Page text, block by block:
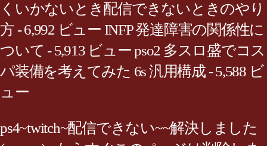
くいかないとき配信できないときのやり
方 - 6,992 ビュー INFP 発達障害の関係性に
ついて - 5,913 ビュー pso2 多スロ盛でコス
パ装備を考えてみた 6s 汎用構成 - 5,588 ビ
ュー
ps4~twitch~配信できない~~解決しました